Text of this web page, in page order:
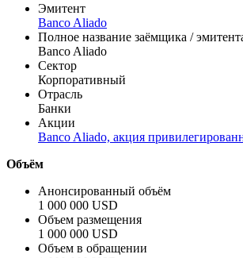
Эмитент
Banco Aliado
Полное название заёмщика /
Banco Aliado
Сектор
Корпоративный
Отрасль
Банки
Акции
Banco Aliado, акция
Объём
Анонсированный объём
1 000 000 USD
Объем размещения
1 000 000 USD
Объем в обращении